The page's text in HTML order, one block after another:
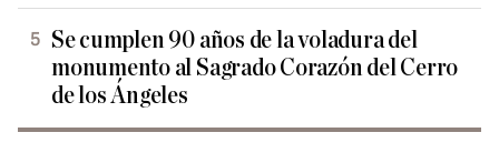
Se cumplen 90 años de la voladura del
monumento al Sagrado Corazón del Cerro
de los Ángeles